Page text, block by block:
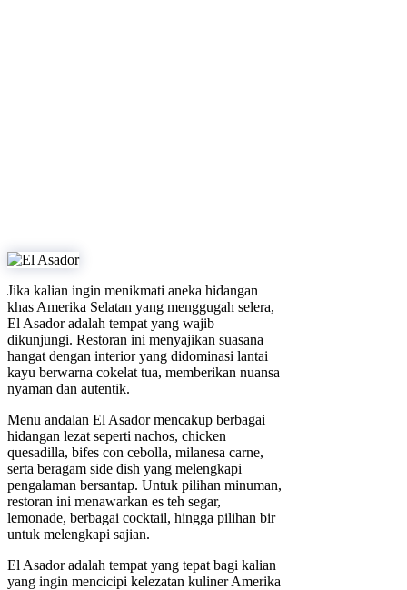
Jika kalian ingin menikmati aneka hidangan
khas Amerika Selatan yang menggugah selera,
El Asador adalah tempat yang wajib
dikunjungi. Restoran ini menyajikan suasana
hangat dengan interior yang didominasi lantai
kayu berwarna cokelat tua, memberikan nuansa
nyaman dan autentik.
Menu andalan El Asador mencakup berbagai
hidangan lezat seperti nachos, chicken
quesadilla, bifes con cebolla, milanesa carne,
serta beragam side dish yang melengkapi
pengalaman bersantap. Untuk pilihan minuman,
restoran ini menawarkan es teh segar,
lemonade, berbagai cocktail, hingga pilihan bir
untuk melengkapi sajian.
El Asador adalah tempat yang tepat bagi kalian
yang ingin mencicipi kelezatan kuliner Amerika